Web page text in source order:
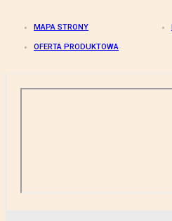
MAPA STRONY
OFERTA PRODUKTOWA